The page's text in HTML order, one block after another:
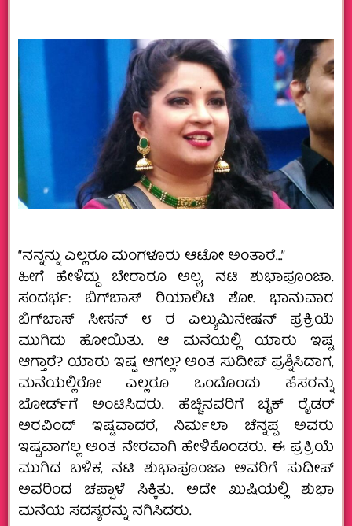
“ನನ್ನನ್ನು ಎಲ್ಲರೂ ಮಂಗಳೂರು ಆಟೋ ಅಂತಾರೆ…”
ಹೀಗೆ ಹೇಳಿದ್ದು ಬೇರಾರೂ ಅಲ್ಲ, ನಟಿ ಶುಭಾಪೂಂಜಾ.
ಸಂದರ್ಭ: ಬಿಗ್‌ಬಾಸ್‌ ರಿಯಾಲಿಟಿ ಶೋ. ಭಾನುವಾರ
ಬಿಗ್‌ಬಾಸ್ ಸೀಸನ್ ೮ ರ ಎಲ್ಯುಮಿನೇಷನ್ ಪ್ರಕ್ರಿಯೆ
ಮುಗಿದು ಹೋಯಿತು. ಆ ಮನೆಯಲ್ಲಿ ಯಾರು ಇಷ್ಟ
ಆಗ್ತಾರೆ? ಯಾರು ಇಷ್ಟ ಆಗಲ್ಲ? ಅಂತ ಸುದೀಪ್‌ ಪ್ರಶ್ನಿಸಿದಾಗ,
ಮನೆಯಲ್ಲಿರೋ ಎಲ್ಲರೂ ಒಂದೊಂದು ಹೆಸರನ್ನು
ಬೋರ್ಡ್‌ಗೆ ಅಂಟಿಸಿದರು. ಹೆಚ್ಚಿನವರಿಗೆ ಬೈಕ್ ರೈಡರ್
ಅರವಿಂದ್ ಇಷ್ಟವಾದರೆ, ನಿರ್ಮಲಾ ಚೆನ್ನಪ್ಪ ಅವರು
ಇಷ್ಟವಾಗಲ್ಲ ಅಂತ ನೇರವಾಗಿ ಹೇಳಿಕೊಂಡರು. ಈ ಪ್ರಕ್ರಿಯೆ
ಮುಗಿದ ಬಳಿಕ, ನಟಿ ಶುಭಾಪೂಂಜಾ ಅವರಿಗೆ ಸುದೀಪ್‌
ಅವರಿಂದ ಚಪ್ಪಾಳೆ ಸಿಕ್ಕಿತು. ಅದೇ ಖುಷಿಯಲ್ಲಿ ಶುಭಾ
ಮನೆಯ ಸದಸ್ಯರನ್ನು ನಗಿಸಿದರು.